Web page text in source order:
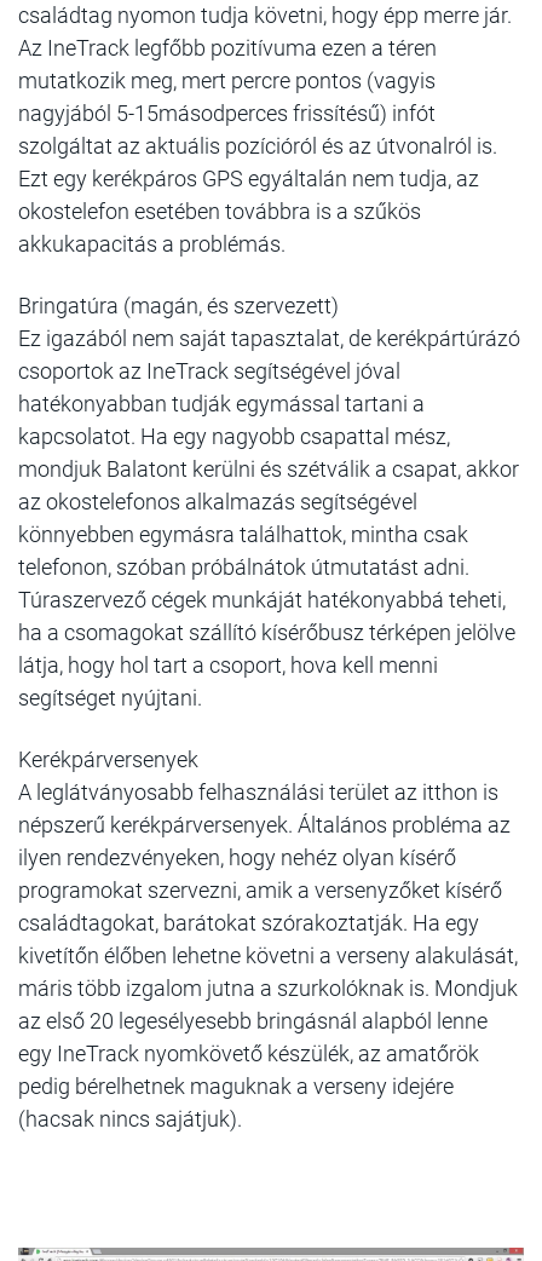
családtag nyomon tudja követni, hogy épp merre jár.
Az IneTrack legfőbb pozitívuma ezen a téren
mutatkozik meg, mert percre pontos (vagyis
nagyjából 5-15másodperces frissítésű) infót
szolgáltat az aktuális pozícióról és az útvonalról is.
Ezt egy kerékpáros GPS egyáltalán nem tudja, az
okostelefon esetében továbbra is a szűkös
akkukapacitás a problémás.
Bringatúra (magán, és szervezett)
Ez igazából nem saját tapasztalat, de kerékpártúrázó
csoportok az IneTrack segítségével jóval
hatékonyabban tudják egymással tartani a
kapcsolatot. Ha egy nagyobb csapattal mész,
mondjuk Balatont kerülni és szétválik a csapat, akkor
az okostelefonos alkalmazás segítségével
könnyebben egymásra találhattok, mintha csak
telefonon, szóban próbálnátok útmutatást adni.
Túraszervező cégek munkáját hatékonyabbá teheti,
ha a csomagokat szállító kísérőbusz térképen jelölve
látja, hogy hol tart a csoport, hova kell menni
segítséget nyújtani.
Kerékpárversenyek
A leglátványosabb felhasználási terület az itthon is
népszerű kerékpárversenyek. Általános probléma az
ilyen rendezvényeken, hogy nehéz olyan kísérő
programokat szervezni, amik a versenyzőket kísérő
családtagokat, barátokat szórakoztatják. Ha egy
kivetítőn élőben lehetne követni a verseny alakulását,
máris több izgalom jutna a szurkolóknak is. Mondjuk
az első 20 legesélyesebb bringásnál alapból lenne
egy IneTrack nyomkövető készülék, az amatőrök
pedig bérelhetnek maguknak a verseny idejére
(hacsak nincs sajátjuk).